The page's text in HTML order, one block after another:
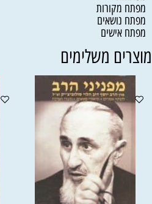
מפתח מקורות
מפתח נושאים
מפתח אישים
משלימים